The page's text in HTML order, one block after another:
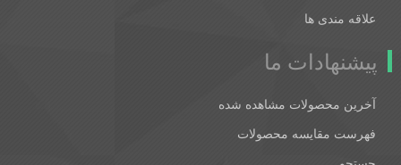
علاقه مندی ها
پیشنهادات ما
آخرین محصولات مشاهده شده
فهرست مقایسه محصولات